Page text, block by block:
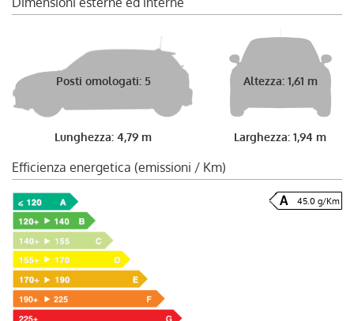
Posti omologati: 5
Lunghezza: 4,79 m
Altezza: 1,61 m
Larghezza: 1,94 m
Efficienza energetica (emissioni / Km)
45.0 g/Km